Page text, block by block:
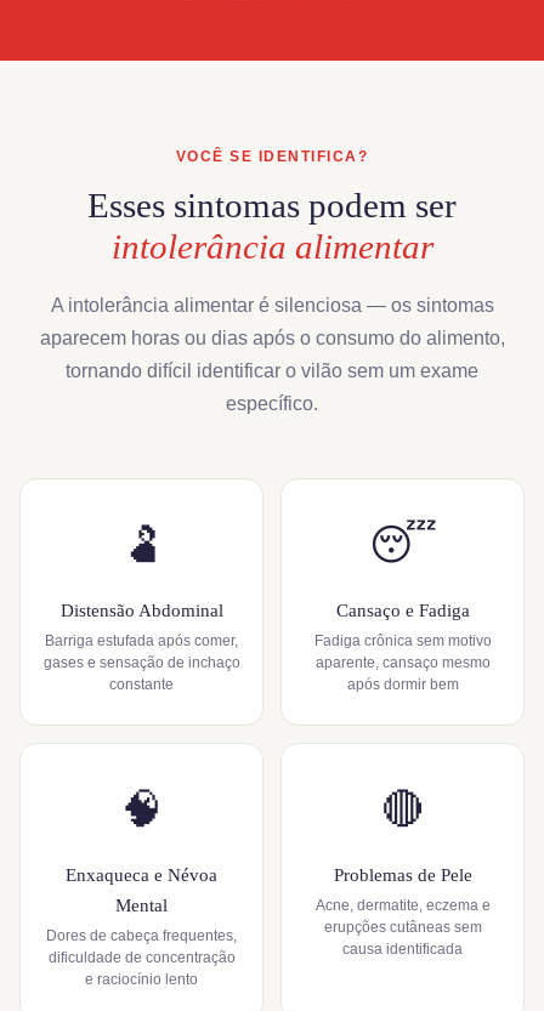
VOCÊ SE IDENTIFICA?
Esses sintomas podem ser
intolerância alimentar
A intolerância alimentar é silenciosa — os sintomas
aparecem horas ou dias após o consumo do alimento,
tornando difícil identificar o vilão sem um exame
específico.
🫃
Distensão Abdominal
Barriga estufada após comer,
gases e sensação de inchaço
constante
😴
Cansaço e Fadiga
Fadiga crônica sem motivo
aparente, cansaço mesmo
após dormir bem
🧠
Enxaqueca e Névoa
Mental
Dores de cabeça frequentes,
dificuldade de concentração
e raciocínio lento
🔴
Problemas de Pele
Acne, dermatite, eczema e
erupções cutâneas sem
causa identificada